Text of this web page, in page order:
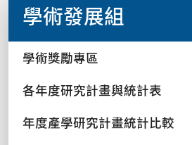
學術發展組
學術獎勵專區
各年度研究計畫與統計表
年度產學研究計畫統計比較